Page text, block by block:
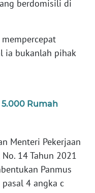
berdomisili di
mempercepat
ia bukanlah pihak
5.000 Rumah
Menteri Pekerjaan
14 Tahun 2021
Panmus
4 angka c